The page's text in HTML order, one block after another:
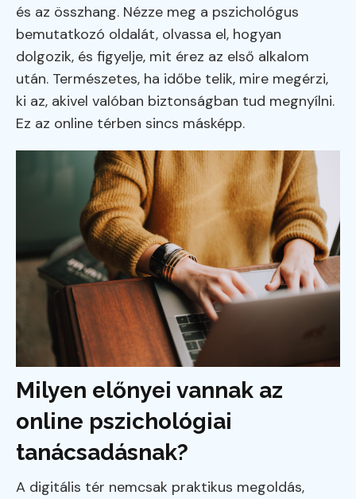
és az összhang. Nézze meg a pszichológus
bemutatkozó oldalát, olvassa el, hogyan
dolgozik, és figyelje, mit érez az első alkalom
után. Természetes, ha időbe telik, mire megérzi,
ki az, akivel valóban biztonságban tud megnyílni.
Ez az online térben sincs másképp.
Milyen előnyei vannak az
online pszichológiai
tanácsadásnak?
A digitális tér nemcsak praktikus megoldás,